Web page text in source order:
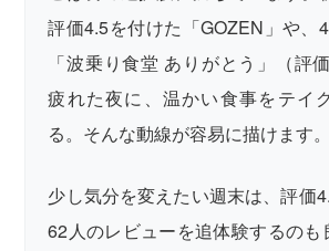
評価4.5を付けた「GOZEN」や、
「波乗り食堂 ありがとう」（評
疲れた夜に、温かい食事をテイ
る。そんな動線が容易に描けます。
少し気分を変えたい週末は、評価
62人のレビューを追体験するのも